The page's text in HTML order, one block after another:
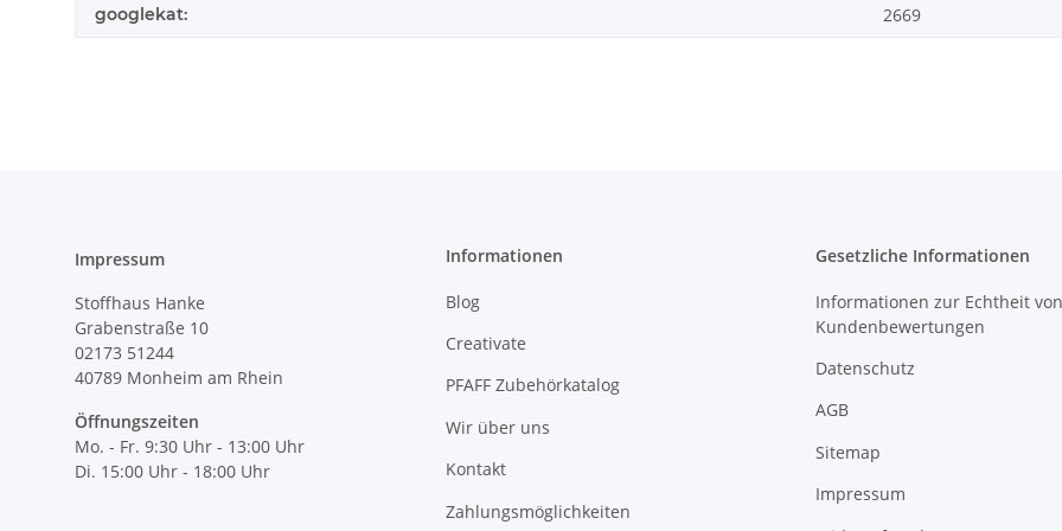
googlekat: 2669
Impressum
Stoffhaus Hanke
Grabenstraße 10
02173 51244
40789 Monheim am Rhein
Öffnungszeiten
Mo. - Fr. 9:30 Uhr - 13:00 Uhr
Di. 15:00 Uhr - 18:00 Uhr
Informationen
Blog
Creativate
PFAFF Zubehörkatalog
Wir über uns
Kontakt
Zahlungsmöglichkeiten
Gesetzliche Informationen
Informationen zur Echtheit von
Kundenbewertungen
Datenschutz
AGB
Sitemap
Impressum